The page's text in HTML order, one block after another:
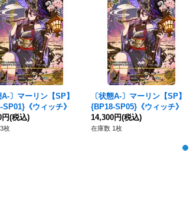
〕マーリン【SP】
SP01}《ウィッチ》
円(税込)
枚
〔状態A-〕マーリン【SP】
{BP18-SP05}《ウィッチ》
14,300円(税込)
在庫数 1枚